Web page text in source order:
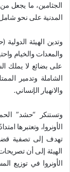
الجثامين، ما يجعل من
المدنية على نحو
وتدين الهيئة
والمعدات والخيام
على بضائع لا يملك
الشاملة وتدمير
والانهيار الإنساني.
وتستنكر “حشد”
الأونروا، وتعتبرها
تهدف إلى تصفية
الهيئة إلى أن
الأونروا في توزيع